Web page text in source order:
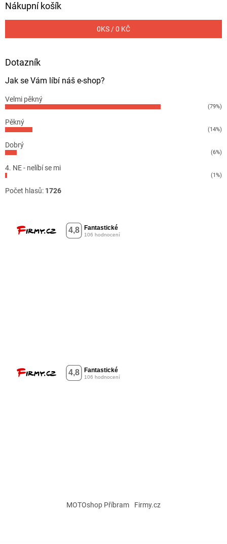
Nákupní košík
0KS /0 KČ
Dotazník
Jak se Vám líbí náš e-shop?
Velmi pěkný
(79%)
Pěkný
(14%)
Dobrý
(6%)
4. NE - nelíbí se mi
(1%)
Počet hlasů: 1726
MOTOshop Příbram Firmy.cz